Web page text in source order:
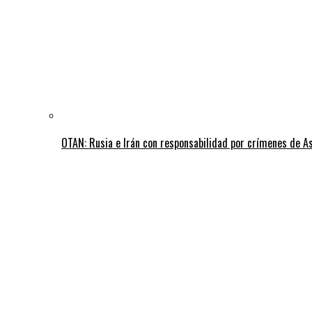
OTAN: Rusia e Irán con responsabilidad por crímenes de